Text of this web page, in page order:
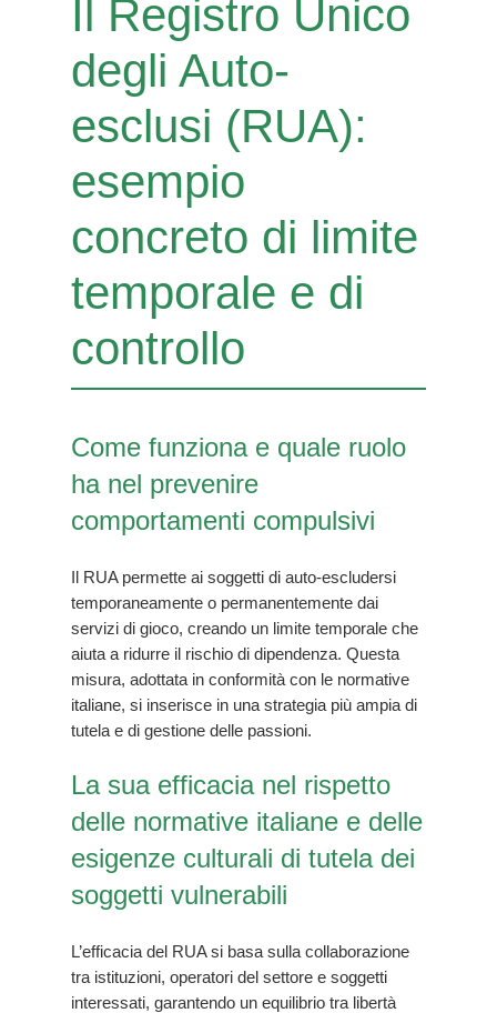
Il Registro Unico
degli Auto-
esclusi (RUA):
esempio
concreto di limite
temporale e di
controllo
Come funziona e quale ruolo
ha nel prevenire
comportamenti compulsivi
Il RUA permette ai soggetti di auto-escludersi
temporaneamente o permanentemente dai
servizi di gioco, creando un limite temporale che
aiuta a ridurre il rischio di dipendenza. Questa
misura, adottata in conformità con le normative
italiane, si inserisce in una strategia più ampia di
tutela e di gestione delle passioni.
La sua efficacia nel rispetto
delle normative italiane e delle
esigenze culturali di tutela dei
soggetti vulnerabili
L’efficacia del RUA si basa sulla collaborazione
tra istituzioni, operatori del settore e soggetti
interessati, garantendo un equilibrio tra libertà